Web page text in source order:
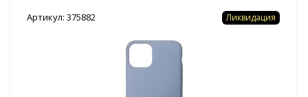
Артикул: 375882 Ликвидация